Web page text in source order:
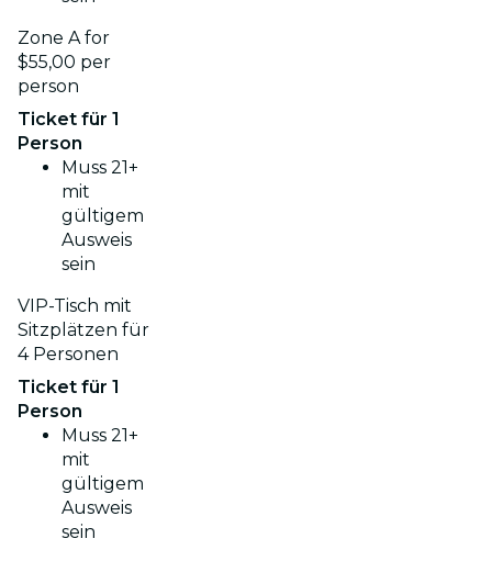
Zone A for
$55,00 per
person
Ticket für 1
Person
Muss 21+
mit
gültigem
Ausweis
sein
VIP-Tisch mit
Sitzplätzen für
4 Personen
Ticket für 1
Person
Muss 21+
mit
gültigem
Ausweis
sein